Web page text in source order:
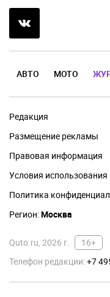
АВТО МОТО
Редакция
Размещение рекламы
Правовая информация
Условия использования
Политика
Регион:Москва
Quto.ru, 2026 г.
16+
Телефон редакции:+7